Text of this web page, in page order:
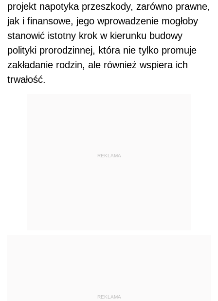
projekt napotyka przeszkody, zarówno prawne,
jak i finansowe, jego wprowadzenie mogłoby
stanowić istotny krok w kierunku budowy
polityki prorodzinnej, która nie tylko promuje
zakładanie rodzin, ale również wspiera ich
trwałość.
REKLAMA
REKLAMA